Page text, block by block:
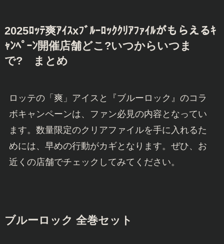
2025ﾛｯﾃ爽ｱｲｽxﾌﾞﾙｰﾛｯｸｸﾘｱﾌｧｲﾙがもらえるｷ
ｬﾝﾍﾟｰﾝ開催店舗どこ?いつからいつま
で?
まとめ
ロッテの「爽」アイスと『ブルーロック』のコラ
ボキャンペーンは、ファン必見の内容となってい
ます。数量限定のクリアファイルを手に入れるた
めには、早めの行動がカギとなります。ぜひ、お
近くの店舗でチェックしてみてください。
ブルーロック 全巻セット